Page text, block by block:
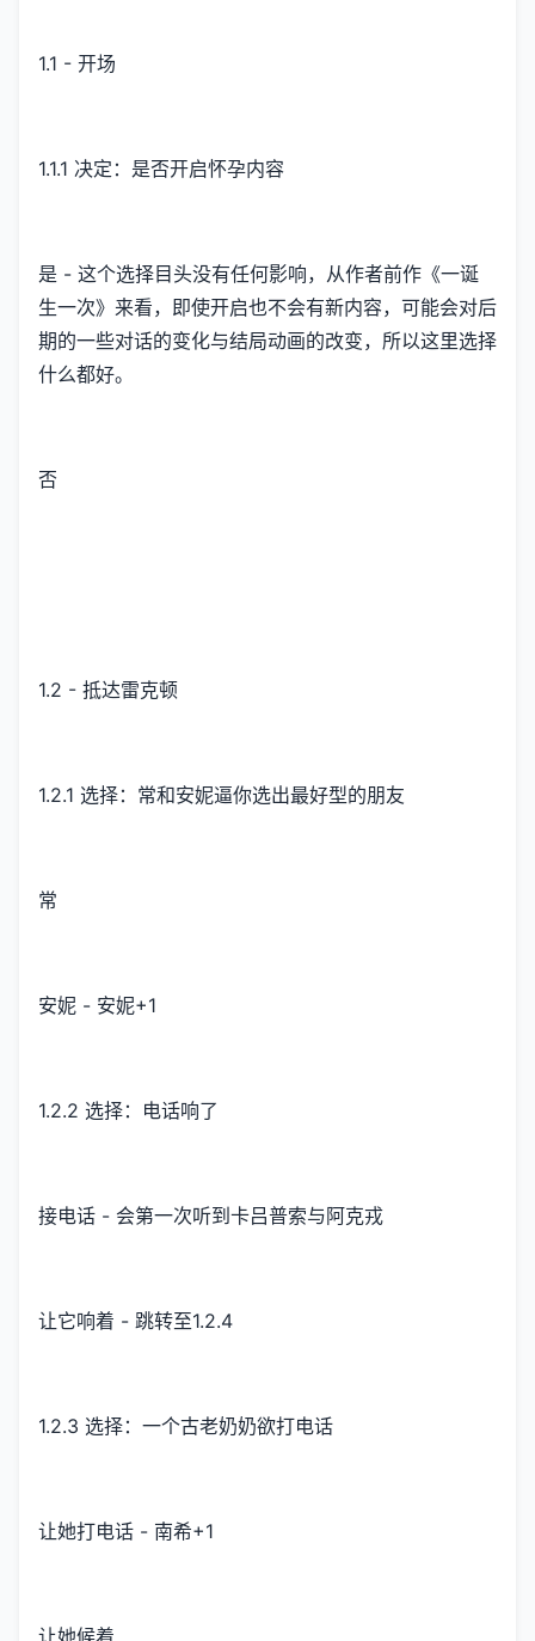
1.1 - 开场
1.1.1 决定：是否开启怀孕内容
是 - 这个选择目头没有任何影响，从作者前作《一诞
生一次》来看，即使开启也不会有新内容，可能会对后
期的一些对话的变化与结局动画的改变，所以这里选择
什么都好。
否
1.2 - 抵达雷克顿
1.2.1 选择：常和安妮逼你选出最好型的朋友
常
安妮 - 安妮+1
1.2.2 选择：电话响了
接电话 - 会第一次听到卡吕普索与阿克戎
让它响着 - 跳转至1.2.4
1.2.3 选择：一个古老奶奶欲打电话
让她打电话 - 南希+1
让她候着